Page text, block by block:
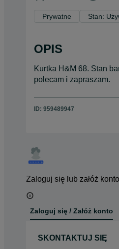
Prywatne Stan:
OPIS
Kurtka H&M 68. Stan
polecam i zapraszam.
ID: 959489947
Zaloguj się lub załóż
Zaloguj się / Załóż konto
SKONTAKTUJ SIĘ